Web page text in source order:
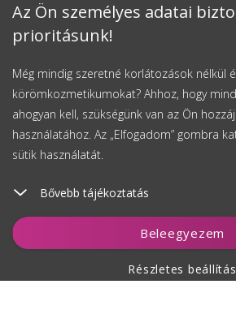
Az Ön személyes adatai
prioritásunk!
Még mindig szeretné korlátozások nélkül
körömkozmetikumokat? Ahhoz, hogy
ahogyan kell, szükségünk van az Ön
használatához. Az „Elfogadom” gombra
sütik használatát.
Bővebb tájékoztatás
Beleegyezem
Részletes beállítás
Kosárhoz ad